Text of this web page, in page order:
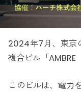
2024年7月、東京
複合ビル「AMBRE
このビルは、電力